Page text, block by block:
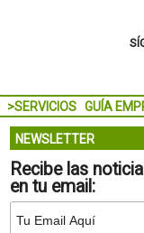
>SERVICIOS GUÍA
NEWSLETTER
Recibe las
en tu email: